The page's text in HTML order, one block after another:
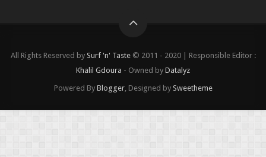
All Rights Reserved by Surf 'n' Taste© 2011 - 2020 | Responsible Editor :
Khalil Gdoura - Owned by Datalyz
Powered By Blogger, Designed by Sweetheme